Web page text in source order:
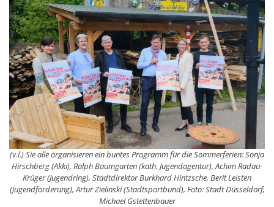
(v.l.) Sie alle organisieren ein buntes Programm für die Sommerferien: Sonja
Hirschberg (Akki), Ralph Baumgarten (kath. Jugendagentur), Achim Radau-
Krüger (Jugendring), Stadtdirektor Burkhard Hintzsche, Berit Leisten
(Jugendförderung), Artur Zielinski (Stadtsportbund), Foto: Stadt Düsseldorf,
Michael Gstettenbauer